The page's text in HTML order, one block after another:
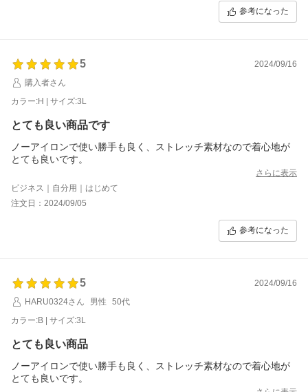
参考になった
5
2024/09/16
購入者さん
カラー:H | サイズ:3L
とても良い商品です
ノーアイロンで使い勝手も良く、ストレッチ素材なので着心地が
とても良いです。
さらに表示
ビジネス｜自分用｜はじめて
注文日：2024/09/05
参考になった
5
2024/09/16
HARU0324さん
男性
50代
カラー:B | サイズ:3L
とても良い商品
ノーアイロンで使い勝手も良く、ストレッチ素材なので着心地が
とても良いです。